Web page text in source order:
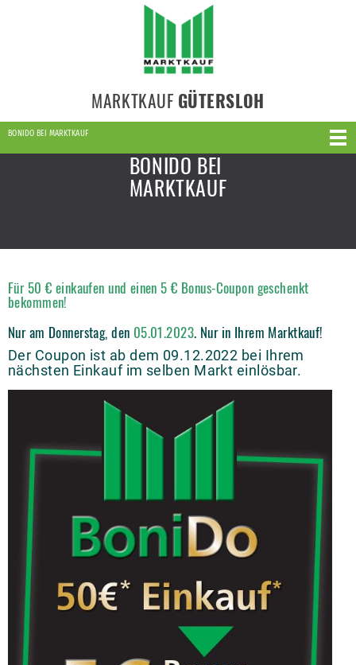
MARKTKAUF GÜTERSLOH
BONIDO BEI MARKTKAUF
BONIDO BEI
MARKTKAUF
Für 50 € einkaufen und einen 5 € Bonus-Coupon geschenkt
bekommen!
Nur am Donnerstag, den 05.01.2023. Nur in Ihrem Marktkauf!
Der Coupon ist ab dem 09.12.2022 bei Ihrem
nächsten Einkauf im selben Markt einlösbar.